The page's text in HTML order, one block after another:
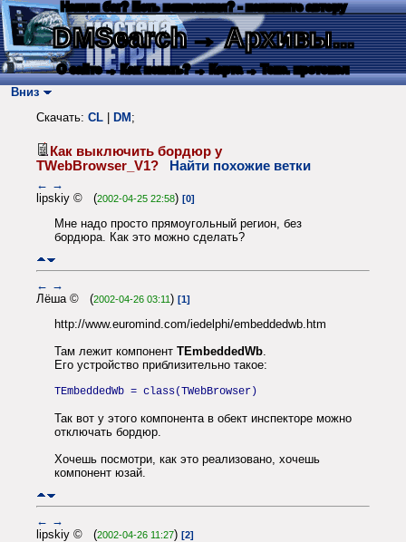
Нашли баг? Есть пожелания? - напишите автору
DMSearch→ Архивы...
О сайте → Как искать? → Карта → Текс. протокол
Вниз
Скачать: CL DM ;
Как выключить бордюр у
TWebBrowser_V1?
Найти похожие ветки
← →
lipskiy © (2002-04-25 22:58) [0]
Мне надо просто прямоугольный регион, без
бордюра. Как это можно сделать?
← →
Лёша © (2002-04-26 03:11) [1]
http://www.euromind.com/iedelphi/embeddedwb.htm
Там лежит компонент TEmbeddedWb.
Его устройство приблизительно такое:
TEmbeddedWb = class(TWebBrowser)
Так вот у этого компонента в обект инспекторе можно
отключать бордюр.
Хочешь посмотри, как это реализовано, хочешь
компонент юзай.
← →
lipskiy © (2002-04-26 11:27) [2]